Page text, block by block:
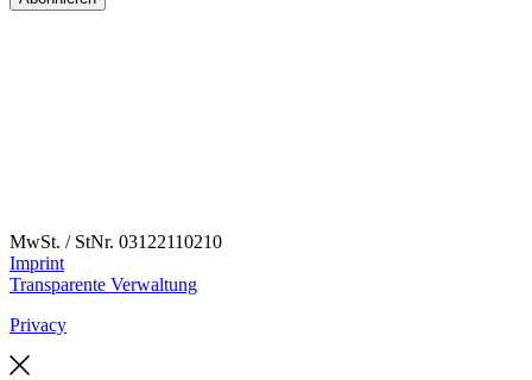
MwSt. / StNr. 03122110210
Imprint
Transparente Verwaltung
Privacy